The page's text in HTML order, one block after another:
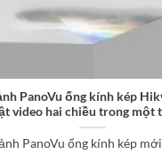
PanoVu ống kính kép
video hai chiều trong một
PanoVu ống kính kép